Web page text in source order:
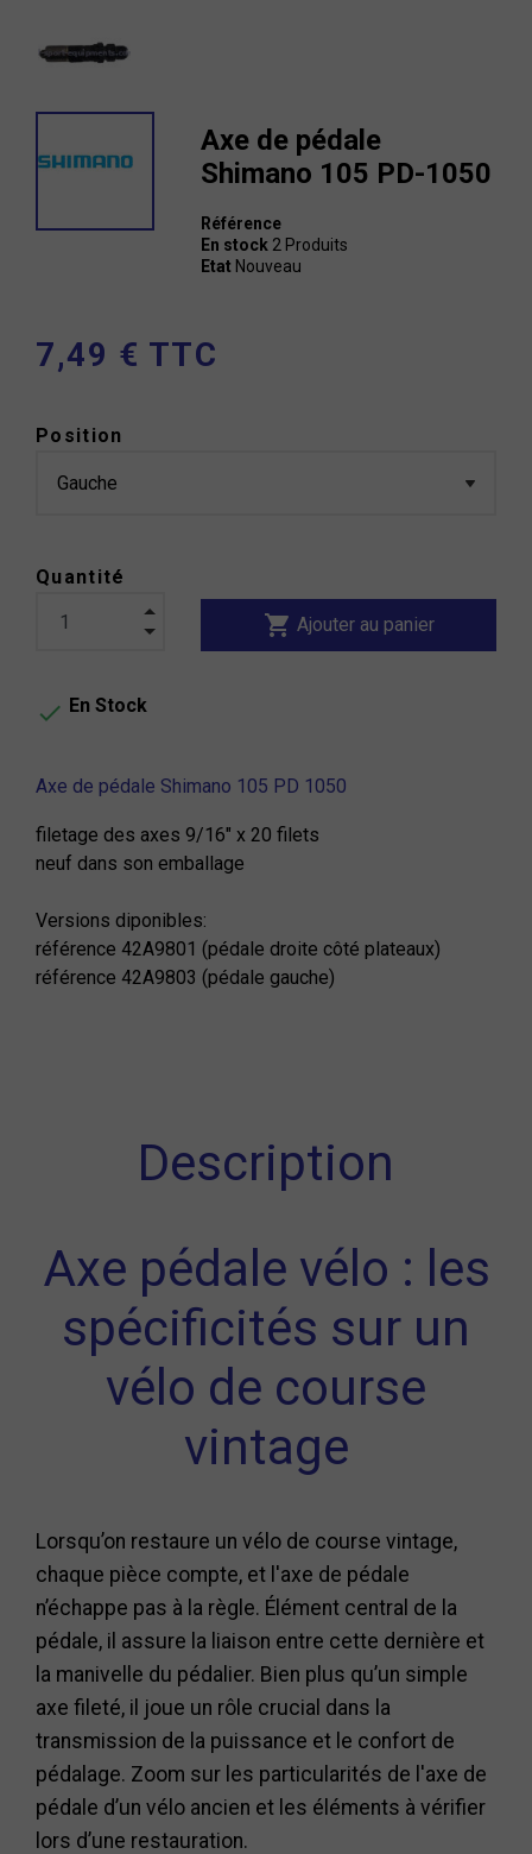
Axe de pédale
Shimano 105 PD-1050
Référence
En stock 2 Produits
Etat Nouveau
7,49 € TTC
Position
Quantité
shopping_cart Ajouter au panier
 En Stock
Axe de pédale Shimano 105 PD 1050
filetage des axes 9/16" x 20 filets
neuf dans son emballage
Versions diponibles:
référence 42A9801 (pédale droite côté plateaux)
référence 42A9803 (pédale gauche)
Description
Axe pédale vélo : les
spécificités sur un
vélo de course
vintage
Lorsqu’on restaure un vélo de course vintage,
chaque pièce compte, et l'axe de pédale
n’échappe pas à la règle. Élément central de la
pédale, il assure la liaison entre cette dernière et
la manivelle du pédalier. Bien plus qu’un simple
axe fileté, il joue un rôle crucial dans la
transmission de la puissance et le confort de
pédalage. Zoom sur les particularités de l'axe de
pédale d’un vélo ancien et les éléments à vérifier
lors d’une restauration.